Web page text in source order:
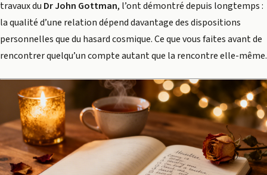
travaux du Dr John Gottman, l’ont démontré depuis longtemps :
la qualité d’une relation dépend davantage des dispositions
personnelles que du hasard cosmique. Ce que vous faites avant de
rencontrer quelqu’un compte autant que la rencontre elle-même.